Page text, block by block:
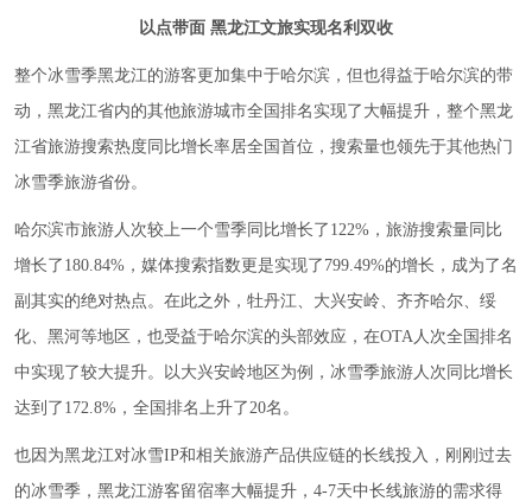
以点带面 黑龙江文旅实现名利双收
整个冰雪季黑龙江的游客更加集中于哈尔滨，但也得益于哈尔滨的带
动，黑龙江省内的其他旅游城市全国排名实现了大幅提升，整个黑龙
江省旅游搜索热度同比增长率居全国首位，搜索量也领先于其他热门
冰雪季旅游省份。
哈尔滨市旅游人次较上一个雪季同比增长了122%，旅游搜索量同比
增长了180.84%，媒体搜索指数更是实现了799.49%的增长，成为了名
副其实的绝对热点。在此之外，牡丹江、大兴安岭、齐齐哈尔、绥
化、黑河等地区，也受益于哈尔滨的头部效应，在OTA人次全国排名
中实现了较大提升。以大兴安岭地区为例，冰雪季旅游人次同比增长
达到了172.8%，全国排名上升了20名。
也因为黑龙江对冰雪IP和相关旅游产品供应链的长线投入，刚刚过去
的冰雪季，黑龙江游客留宿率大幅提升，4-7天中长线旅游的需求得